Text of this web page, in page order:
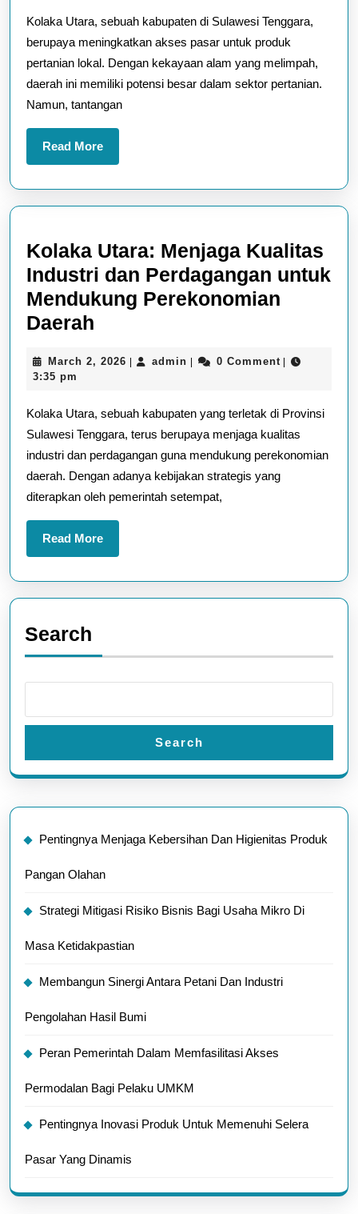
Pasar
untuk
Produk
Kolaka Utara, sebuah kabupaten di Sulawesi Tenggara,
berupaya meningkatkan akses pasar untuk produk
pertanian lokal. Dengan kekayaan alam yang melimpah,
daerah ini memiliki potensi besar dalam sektor pertanian.
Namun, tantangan
Read MoreRead
More
Kolaka Utara: Menjaga Kualitas
Industri dan Perdagangan untuk
Mendukung Perekonomian
Daerah
Menjaga
Industri
dan
Perdagangan
untuk
Perekonomian
Daerah
March 2, 2026 March
| admin admin
| 0 Comment |
3:35 pm
Kolaka Utara, sebuah kabupaten yang terletak di Provinsi
Sulawesi Tenggara, terus berupaya menjaga kualitas
industri dan perdagangan guna mendukung perekonomian
daerah. Dengan adanya kebijakan strategis yang
diterapkan oleh pemerintah setempat,
Read MoreRead
More
Search
Search
Pentingnya Menjaga Kebersihan Dan Higienitas Produk
Pangan Olahan
Strategi Mitigasi Risiko Bisnis Bagi Usaha Mikro Di
Masa Ketidakpastian
Membangun Sinergi Antara Petani Dan Industri
Pengolahan Hasil Bumi
Peran Pemerintah Dalam Memfasilitasi Akses
Permodalan Bagi Pelaku UMKM
Pentingnya Inovasi Produk Untuk Memenuhi Selera
Pasar Yang Dinamis